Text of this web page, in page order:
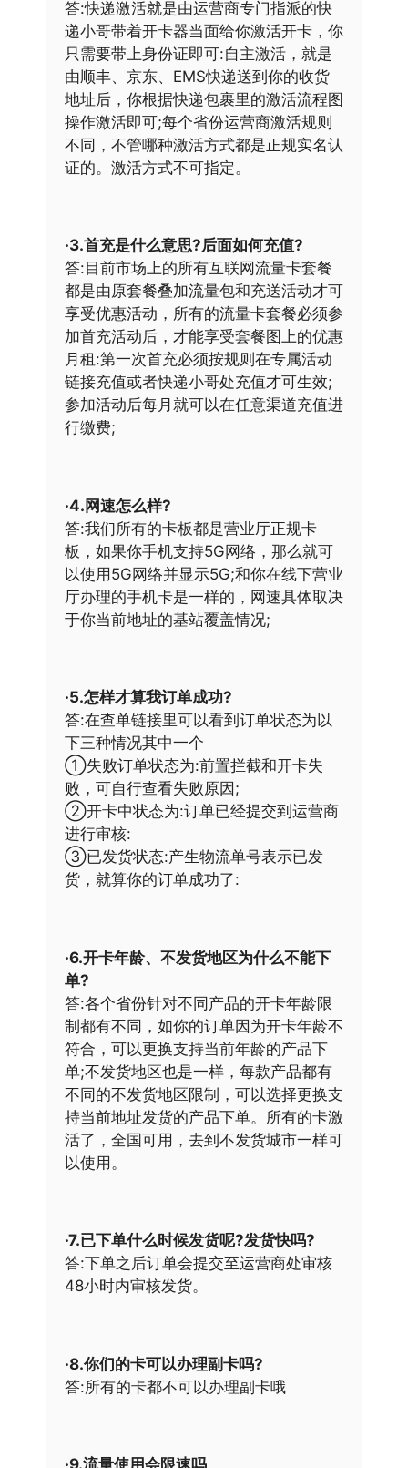
答:快递激活就是由运营商专门指派的快
递小哥带着开卡器当面给你激活开卡，你
只需要带上身份证即可:自主激活，就是
由顺丰、京东、EMS快递送到你的收货
地址后，你根据快递包裹里的激活流程图
操作激活即可;每个省份运营商激活规则
不同，不管哪种激活方式都是正规实名认
证的。激活方式不可指定。
·3.首充是什么意思?后面如何充值?
答:目前市场上的所有互联网流量卡套餐
都是由原套餐叠加流量包和充送活动才可
享受优惠活动，所有的流量卡套餐必须参
加首充活动后，才能享受套餐图上的优惠
月租:第一次首充必须按规则在专属活动
链接充值或者快递小哥处充值才可生效;
参加活动后每月就可以在任意渠道充值进
行缴费;
·4.网速怎么样?
答:我们所有的卡板都是营业厅正规卡
板，如果你手机支持5G网络，那么就可
以使用5G网络并显示5G;和你在线下营业
厅办理的手机卡是一样的，网速具体取决
于你当前地址的基站覆盖情况;
·5.怎样才算我订单成功?
答:在查单链接里可以看到订单状态为以
下三种情况其中一个
①失败订单状态为:前置拦截和开卡失
败，可自行查看失败原因;
②开卡中状态为:订单已经提交到运营商
进行审核:
③已发货状态:产生物流单号表示已发
货，就算你的订单成功了:
·6.开卡年龄、不发货地区为什么不能下
单?
答:各个省份针对不同产品的开卡年龄限
制都有不同，如你的订单因为开卡年龄不
符合，可以更换支持当前年龄的产品下
单;不发货地区也是一样，每款产品都有
不同的不发货地区限制，可以选择更换支
持当前地址发货的产品下单。所有的卡激
活了，全国可用，去到不发货城市一样可
以使用。
·7.已下单什么时候发货呢?发货快吗?
答:下单之后订单会提交至运营商处审核
48小时内审核发货。
·8.你们的卡可以办理副卡吗?
答:所有的卡都不可以办理副卡哦
·9.流量使用会限速吗